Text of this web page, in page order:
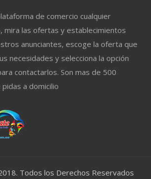
de comercio cualquier
mira las ofertas y establecimientos
anunciantes, escoge la oferta que
necesidades y selecciona la opción
contactarlos. Son mas de 500
a domicilio
Todos los Derechos Reservados